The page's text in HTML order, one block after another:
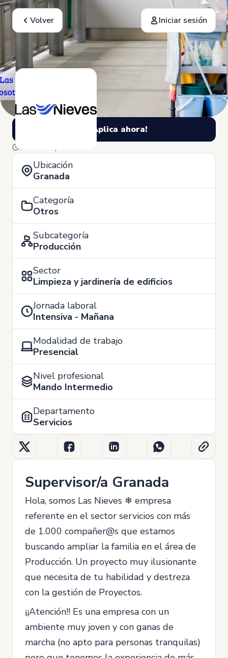
Volver Iniciar sesión
¡Aplica ahora!
18 de Mayo
Ubicación
Granada
Categoría
Otros
Subcategoría
Producción
Sector
Limpieza y jardinería de edificios
Jornada laboral
Intensiva - Mañana
Modalidad de trabajo
Presencial
Nivel profesional
Mando Intermedio
Departamento
Servicios
Supervisor/a Granada
Hola, somos Las Nieves ❄ empresa
referente en el sector servicios con más
de 1.000 compañer@s que estamos
buscando ampliar la familia en el área de
Producción. Un proyecto muy ilusionante
que necesita de tu habilidad y destreza
con la gestión de Proyectos.
¡¡Atención!! Es una empresa con un
ambiente muy joven y con ganas de
marcha (no apto para personas tranquilas)